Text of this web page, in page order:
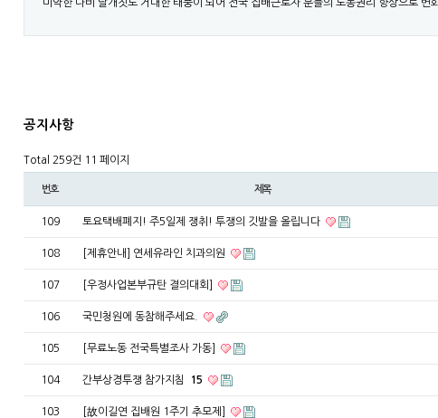
미약한 나비 날개짓도 거대한 태풍이 되어 전국 집배근로자 분들의 노동권리 향상으로 변
공지사항
Total 259건 11 페이지
번호 제목
109 토요택배폐지! 주5일제 쟁취! 투쟁의 깃발을 올립니다
108 [제휴안내] 연세유라인 치과의원
107 [우정사업본부규탄 결의대회]
106 국민청원에 동참해주세요.
105 [무료노동 전국특별조사 가동]
104 간부상경투쟁 참가지침 15
103 [故이길연 집배원 1주기 추모제]